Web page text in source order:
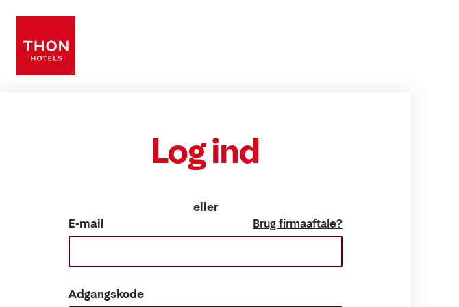
Log ind
eller
E-mail
Brug firmaaftale?
Adgangskode